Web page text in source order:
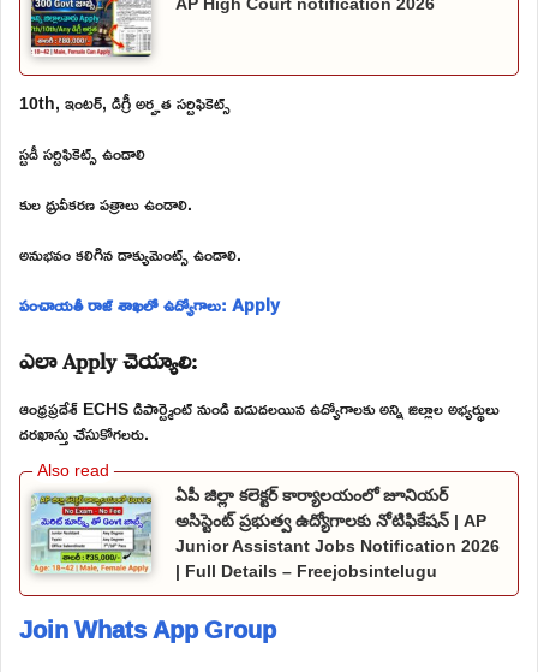
AP High Court notification 2026
10th, ఇంటర్, డిగ్రీ అర్హత సర్టిఫికెట్స్
స్టడీ సర్టిఫికెట్స్ ఉండాలి
కుల ధ్రువీకరణ పత్రాలు ఉండాలి.
అనుభవం కలిగిన డాక్యుమెంట్స్ ఉండాలి.
పంచాయతీ రాజ్ శాఖలో ఉద్యోగాలు: Apply
ఎలా Apply చెయ్యాలి:
ఆంధ్రప్రదేశ్ ECHS డిపార్ట్మెంట్ నుండి విడుదలయిన ఉద్యోగాలకు అన్ని జిల్లాల అభ్యర్థులు
దరఖాస్తు చేసుకోగలరు.
ఏపీ జిల్లా కలెక్టర్ కార్యాలయంలో జూనియర్
అసిస్టెంట్ ప్రభుత్వ ఉద్యోగాలకు నోటిఫికేషన్ | AP
Junior Assistant Jobs Notification 2026
| Full Details – Freejobsintelugu
Join Whats App Group